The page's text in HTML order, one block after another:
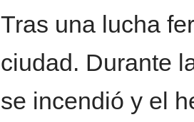
Tras una lucha
ciudad. Durante
se incendió y el